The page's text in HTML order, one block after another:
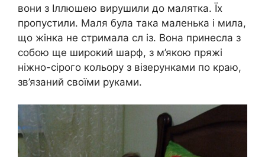
вони з Іллюшею вирушили до малятка. Їх
пропустили. Маля була така маленька і мила,
що жінка не стримала сл із. Вона принесла з
собою ще широкий шарф, з м’якою пряжі
ніжно-сірого кольору з візерунками по краю,
зв’язаний своїми руками.